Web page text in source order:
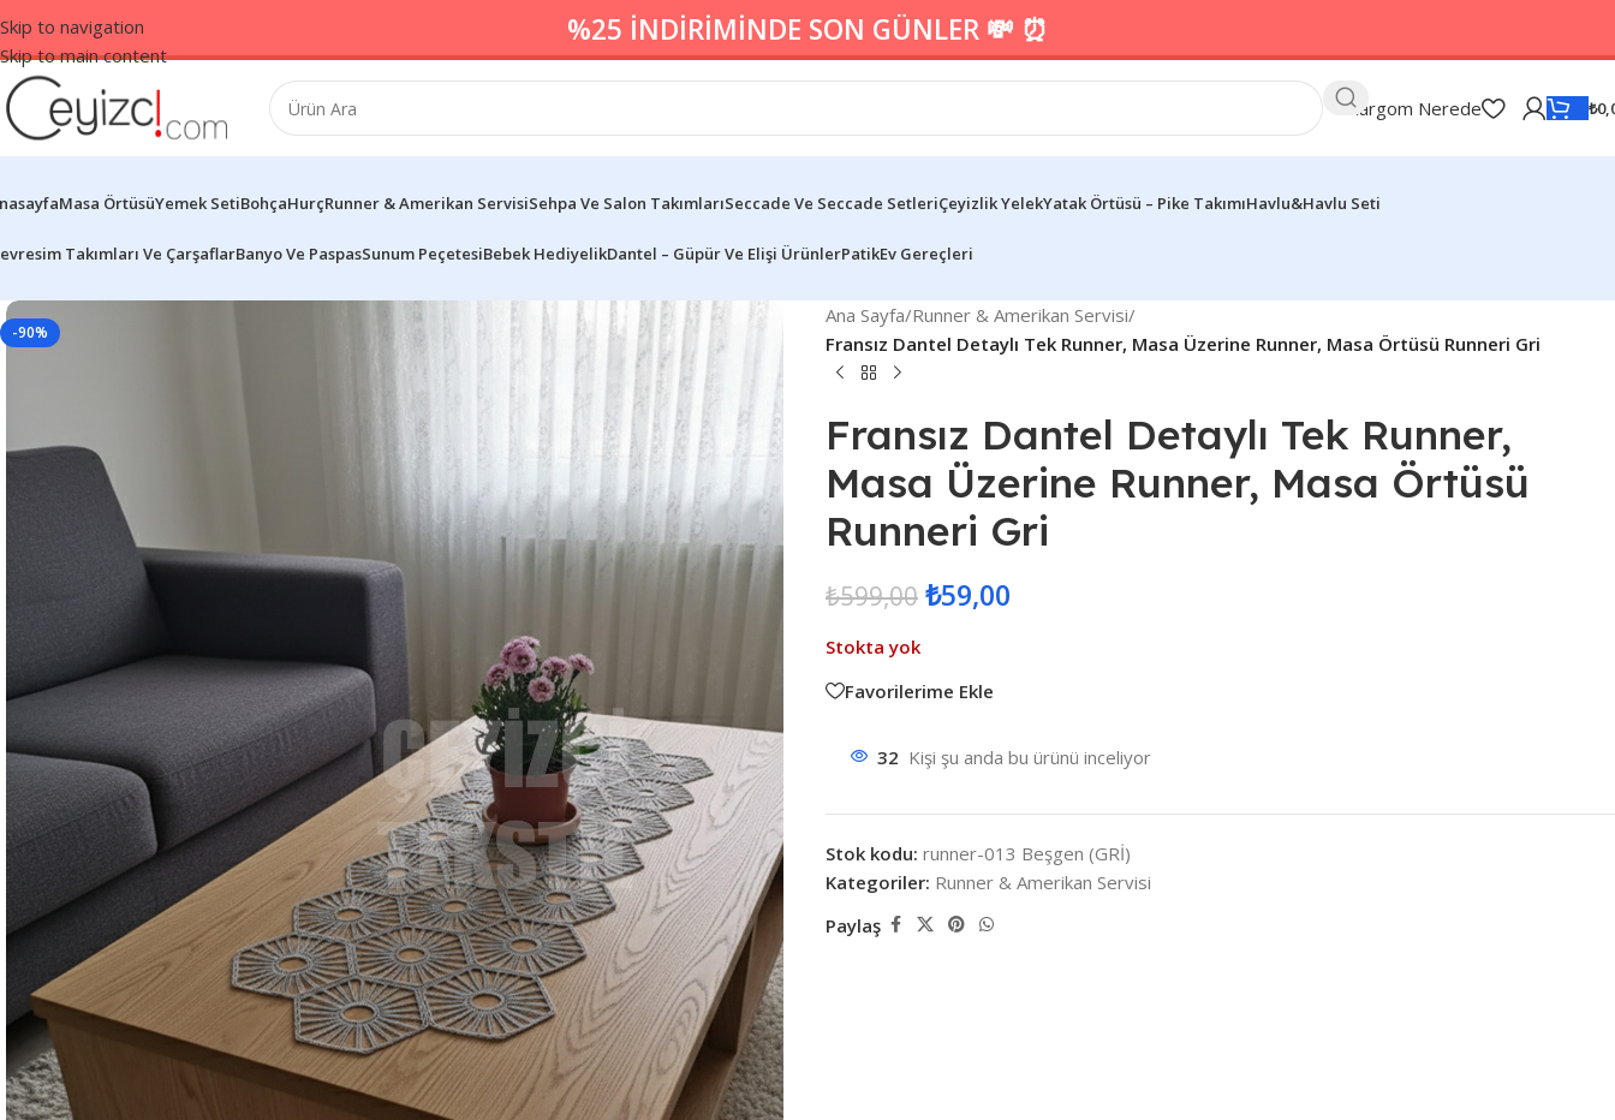
Skip to navigation
Skip to main content
%25 İNDİRİMİNDE SON GÜNLER 💸 ⏰
Kargom Nerede ₺
Masa ÖrtüsüYemek SetiBohçaHurçRunner & Amerikan ServisiSehpa Ve Salon TakımlarıSeccade Ve Seccade SetleriÇeyizlik YelekYatak Örtüsü – Pike TakımıHavlu&Havlu Seti
Takımları Ve ÇarşaflarBanyo Ve PaspasSunum PeçetesiBebek HediyelikDantel – Güpür Ve Elişi ÜrünlerPatikEv Gereçleri
-90%
Ana Sayfa/Runner & Amerikan Servisi/
Fransız Dantel Detaylı Tek Runner, Masa Üzerine Runner, Masa Örtüsü Runneri Gri
Fransız Dantel Detaylı Tek Runner,
Masa Üzerine Runner, Masa Örtüsü
Runneri Gri
₺599,00 ₺59,00
Stokta yok
Favorilerime Ekle
32 Kişi şu anda bu ürünü inceliyor
Stok kodu: runner-013 Beşgen (GRİ)
Kategoriler: Runner & Amerikan Servisi
Paylaş